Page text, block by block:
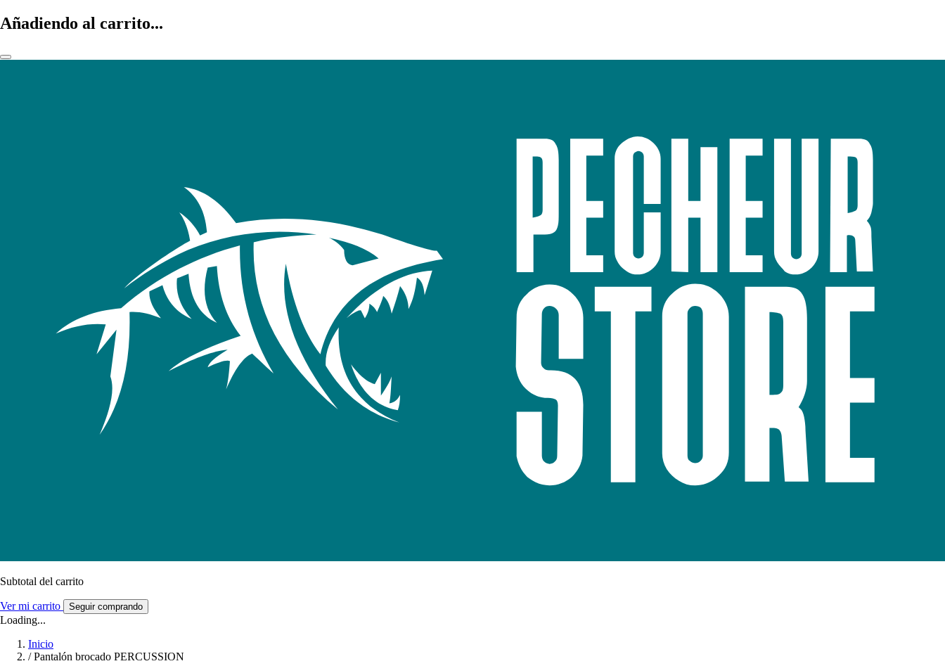
Añadiendo al carrito...
Subtotal del carrito
Ver mi carrito Seguir comprando
Loading...
Inicio
/ Pantalón brocado PERCUSSION